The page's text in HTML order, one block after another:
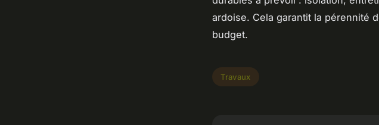
ardoise. Cela garantit la pérennité
budget.
Travaux